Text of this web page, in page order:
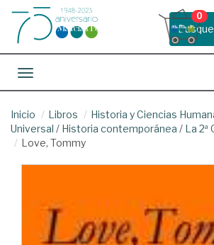
0
Toggle navigation
Inicio Libros Historia y Ciencias
Universal / Historia contemporánea / La 2ª
Love, Tommy